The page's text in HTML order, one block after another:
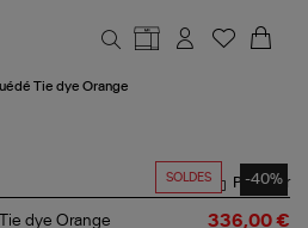
Tie dye Orange
SOLDES -40%
Partager
dye Orange 336,00 €